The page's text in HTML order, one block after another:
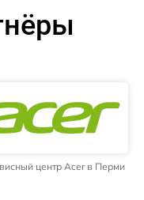
центр Acer в Перми